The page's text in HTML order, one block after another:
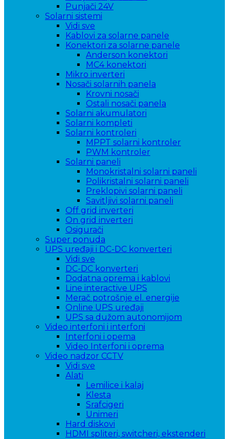
Punjači 24V
Solarni sistemi
Vidi sve
Kablovi za solarne panele
Konektori za solarne panele
Anderson konektori
MC4 konektori
Mikro inverteri
Nosači solarnih panela
Krovni nosači
Ostali nosači panela
Solarni akumulatori
Solarni kompleti
Solarni kontroleri
MPPT solarni kontroler
PWM kontroler
Solarni paneli
Monokristalni solarni paneli
Polikristalni solarni paneli
Preklopivi solarni paneli
Savitljivi solarni paneli
Off grid inverteri
On grid inverteri
Osigurači
Super ponuda
UPS uređaji i DC-DC konverteri
Vidi sve
DC-DC konverteri
Dodatna oprema i kablovi
Line interactive UPS
Merač potrošnje el. energije
Online UPS uređaji
UPS sa dužom autonomijom
Video interfoni i interfoni
Interfoni i opema
Video Interfoni i oprema
Video nadzor CCTV
Vidi sve
Alati
Lemilice i kalaj
Klesta
Srafcigeri
Unimeri
Hard diskovi
HDMI spliteri, switcheri, ekstenderi